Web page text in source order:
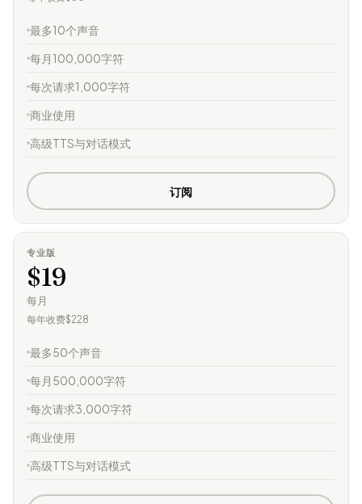
最多10个声音
每月100,000字符
每次请求1,000字符
商业使用
高级TTS与对话模式
订阅
专业版
$19
每月
每年收费$228
最多50个声音
每月500,000字符
每次请求3,000字符
商业使用
高级TTS与对话模式